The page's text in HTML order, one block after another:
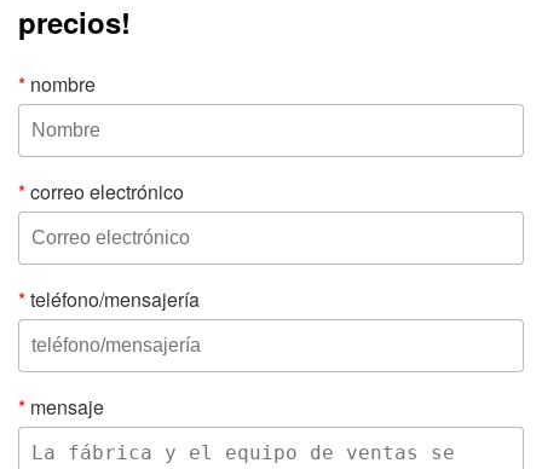
precios!
* nombre
*correo electrónico
*teléfono/mensajería
* mensaje